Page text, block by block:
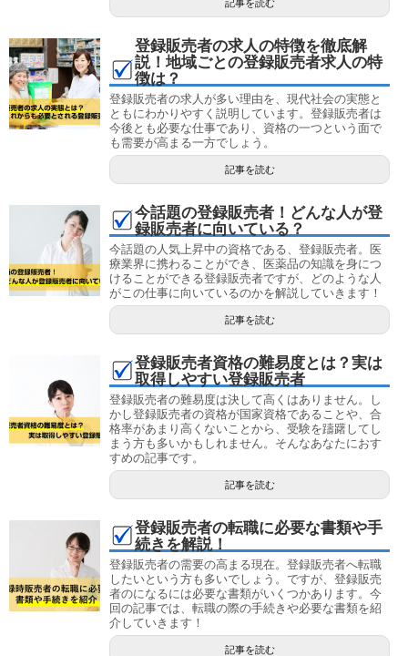
記事を読む
登録販売者の求人の特徴を徹底解
説！地域ごとの登録販売者求人の特
徴は？
登録販売者の求人が多い理由を、現代社会の実態と
ともにわかりやすく説明しています。登録販売者は
今後とも必要な仕事であり、資格の一つという面で
も需要が高まる一方でしょう。
記事を読む
今話題の登録販売者！どんな人が登
録販売者に向いている？
今話題の人気上昇中の資格である、登録販売者。医
療業界に携わることができ、医薬品の知識を身につ
けることができる登録販売者ですが、どのような人
がこの仕事に向いているのかを解説していきます！
記事を読む
登録販売者資格の難易度とは？実は
取得しやすい登録販売者
登録販売者の難易度は決して高くはありません。し
かし登録販売者の資格が国家資格であることや、合
格率があまり高くないことから、受験を躊躇してし
まう方も多いかもしれません。そんなあなたにおす
すめの記事です。
記事を読む
登録販売者の転職に必要な書類や手
続きを解説！
登録販売者の需要の高まる現在。登録販売者へ転職
したいという方も多いでしょう。ですが、登録販売
者のになるには必要な書類がいくつかあります。今
回の記事では、転職の際の手続きや必要な書類を紹
介していきます！
記事を読む